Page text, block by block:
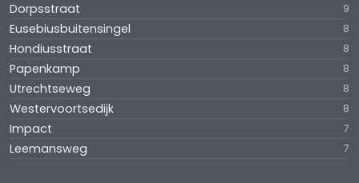
Dorpsstraat 9
Eusebiusbuitensingel 8
Hondiusstraat 8
Papenkamp 8
Utrechtseweg 8
Westervoortsedijk 8
Impact 7
Leemansweg 7